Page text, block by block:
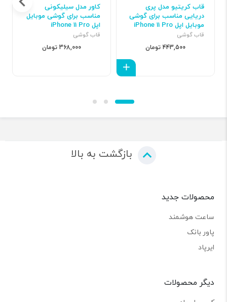
قاب کریتیو مدل پری
دریایی مناسب برای گوشی
موبایل اپل iPhone 11 Pro
قاب گوشی
443,500 تومان
کاور مدل سیلیکونی
مناسب برای گوشی موبایل
اپل iPhone 11 Pro
قاب گوشی
368,000 تومان
بازگشت به بالا
محصولات جدید
ساعت هوشمند
پاور بانک
ایرپاد
دیگر محصولات